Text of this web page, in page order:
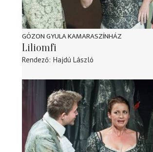
GÓZON GYULA KAMARASZÍNHÁZ
Liliomfi
Rendező Hajdú László